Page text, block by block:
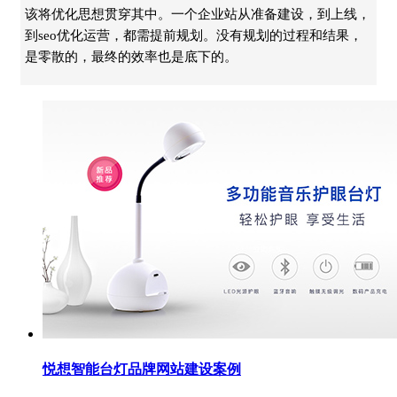
该将优化思想贯穿其中。一个企业站从准备建设，到上线，
到seo优化运营，都需提前规划。没有规划的过程和结果，
是零散的，最终的效率也是底下的。
悦想智能台灯品牌网站建设案例